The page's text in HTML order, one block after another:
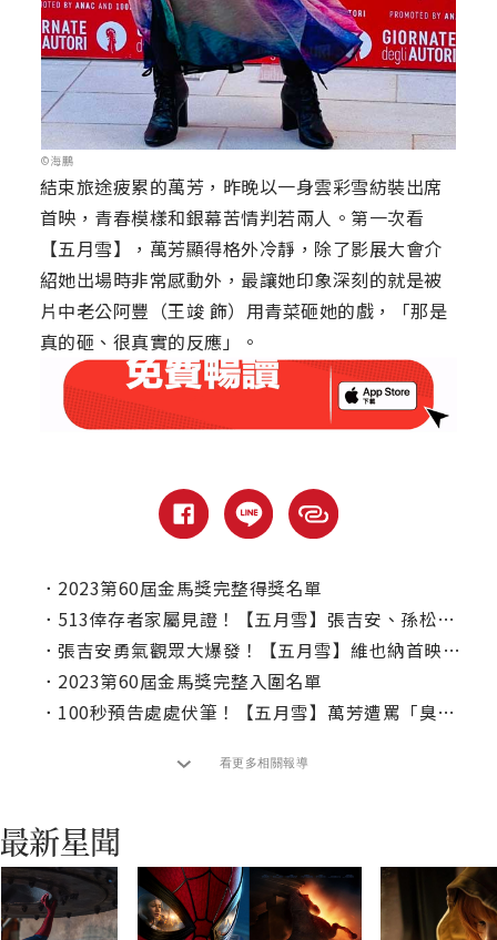
©海鵬
結束旅途疲累的萬芳，昨晚以一身雲彩雪紡裝出席
首映，青春模樣和銀幕苦情判若兩人。第一次看
【五月雪】，萬芳顯得格外冷靜，除了影展大會介
紹她出場時非常感動外，最讓她印象深刻的就是被
片中老公阿豐（王竣 飾）用青菜砸她的戲，「那是
真的砸、很真實的反應」。
． 2023第60屆金馬獎完整得獎名單
． 513倖存者家屬見證！【五月雪】張吉安、孫松榮金馬飄雪前開講
． 張吉安勇氣觀眾大爆發！【五月雪】維也納首映獲激賞
． 2023第60屆金馬獎完整入圍名單
． 100秒預告處處伏筆！【五月雪】萬芳遭罵「臭婊子」
看更多相關報導